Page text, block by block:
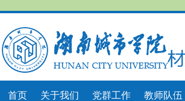
首页 关于我们 党群工作 教师队伍